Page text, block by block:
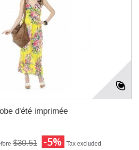
d'été imprimée
$30.51 -5%
Tax excluded